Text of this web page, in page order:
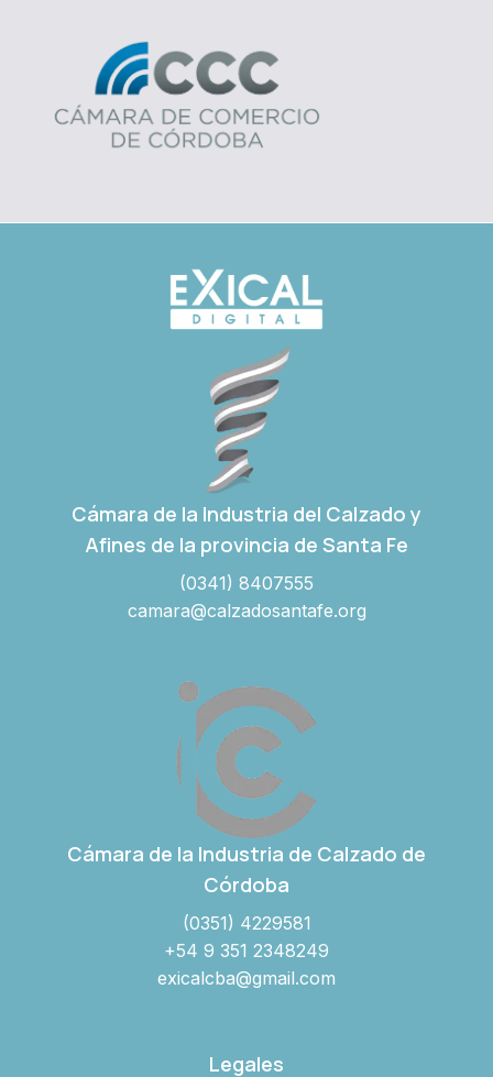
Cámara de la Industria del Calzado y
Afines de la provincia de Santa Fe
(0341) 8407555
camara@calzadosantafe.org
Cámara de la Industria de Calzado de
Córdoba
(0351) 4229581
+54 9 351 2348249
exicalcba@gmail.com
Legales